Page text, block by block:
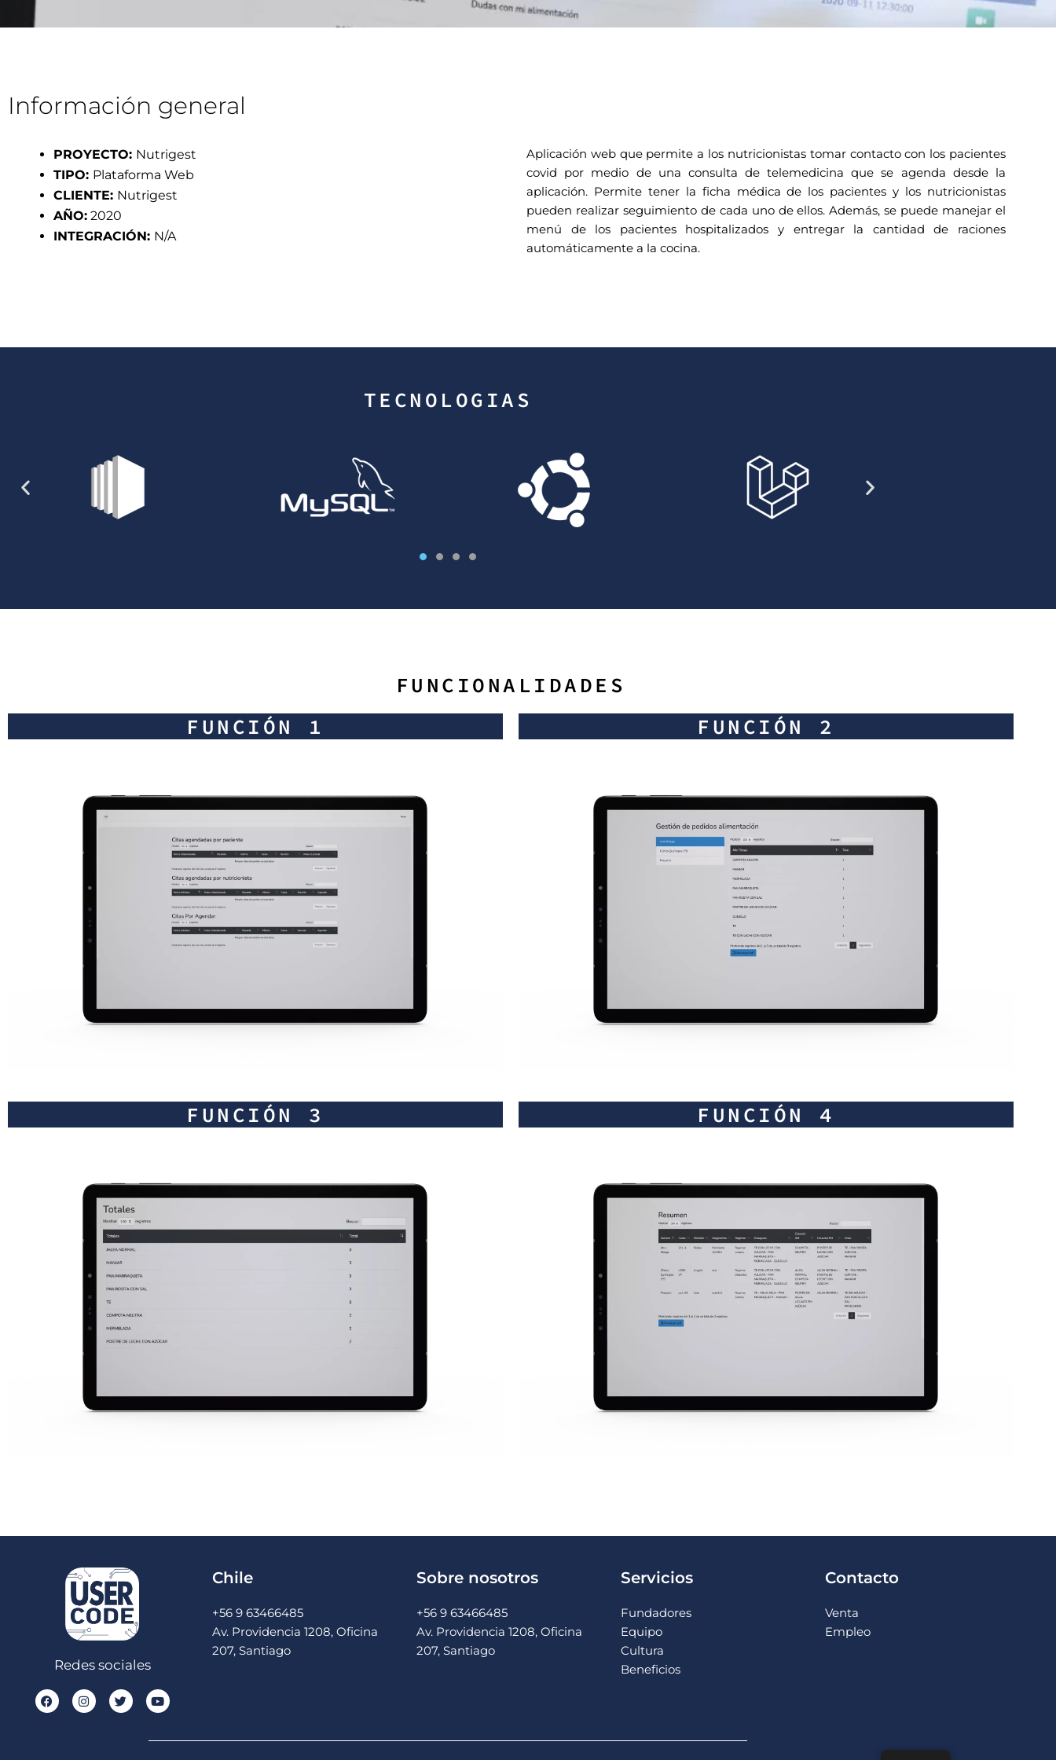
Información general
PROYECTO: Nutrigest
TIPO: Plataforma Web
CLIENTE: Nutrigest
AÑO: 2020
INTEGRACIÓN: N/A
Aplicación web que permite a los nutricionistas tomar contacto con los pacientes
covid por medio de una consulta de telemedicina que se agenda desde la
aplicación. Permite tener la ficha médica de los pacientes y los nutricionistas
pueden realizar seguimiento de cada uno de ellos. Además, se puede manejar el
menú de los pacientes hospitalizados y entregar la cantidad de raciones
automáticamente a la cocina.
TECNOLOGIAS
FUNCIONALIDADES
FUNCIÓN 1
FUNCIÓN 2
FUNCIÓN 3 FUNCIÓN 4
Redes sociales
F
a
I
n
T
w
Y
o
u
Chile
+56 9 63466485
Av. Providencia 1208, Oficina
207, Santiago
Sobre nosotros
+56 9 63466485
Av. Providencia 1208, Oficina
207, Santiago
Servicios
Fundadores
Equipo
Cultura
Beneficios
Contacto
Venta
Empleo